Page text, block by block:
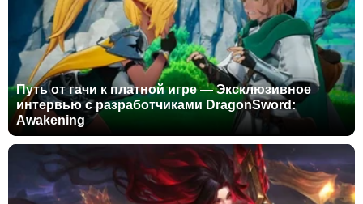
Путь от гачи к платной игре — Эксклюзивное
интервью с разработчиками DragonSword:
Awakening